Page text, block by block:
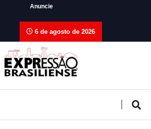
Anuncie
6 de agosto de 2026